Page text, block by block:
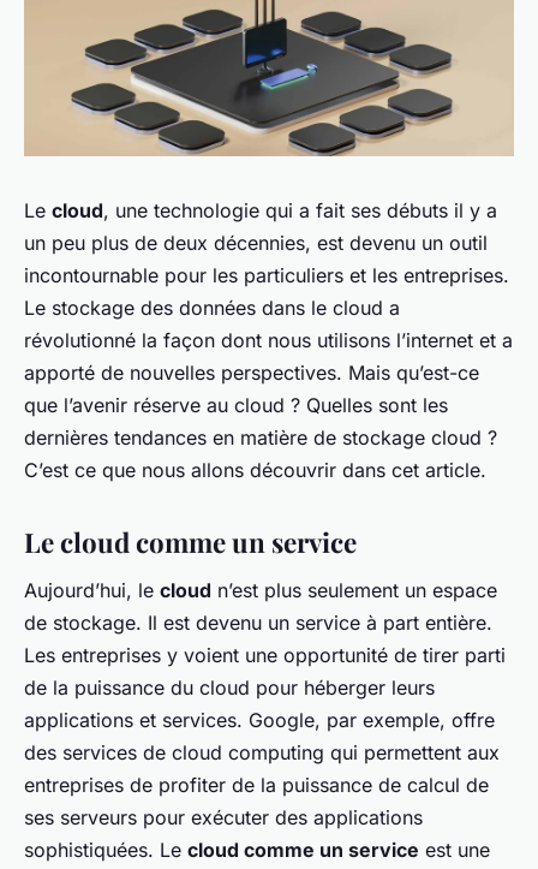
Le cloud, une technologie qui a fait ses débuts il y a
un peu plus de deux décennies, est devenu un outil
incontournable pour les particuliers et les entreprises.
Le stockage des données dans le cloud a
révolutionné la façon dont nous utilisons l’internet et a
apporté de nouvelles perspectives. Mais qu’est-ce
que l’avenir réserve au cloud ? Quelles sont les
dernières tendances en matière de stockage cloud ?
C’est ce que nous allons découvrir dans cet article.
Le cloud comme un service
Aujourd’hui, le cloud n’est plus seulement un espace
de stockage. Il est devenu un service à part entière.
Les entreprises y voient une opportunité de tirer parti
de la puissance du cloud pour héberger leurs
applications et services. Google, par exemple, offre
des services de cloud computing qui permettent aux
entreprises de profiter de la puissance de calcul de
ses serveurs pour exécuter des applications
sophistiquées. Le cloud comme un service est une